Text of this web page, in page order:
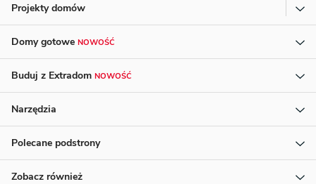
Projekty domów
Domy gotowe NOWOŚĆ
Buduj z Extradom NOWOŚĆ
Narzędzia
Polecane podstrony
Zobacz również